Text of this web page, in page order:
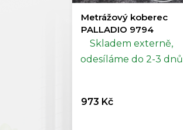
Metrážový koberec
PALLADIO 9794
Skladem externě,
odesíláme do 2-3 dnů
973 Kč